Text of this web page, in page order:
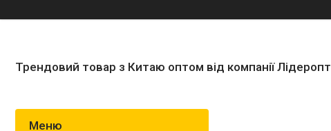
Трендовий товар з Китаю оптом від компанії Лідеропт